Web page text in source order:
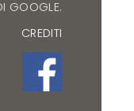
GOOGLE.
CREDITI